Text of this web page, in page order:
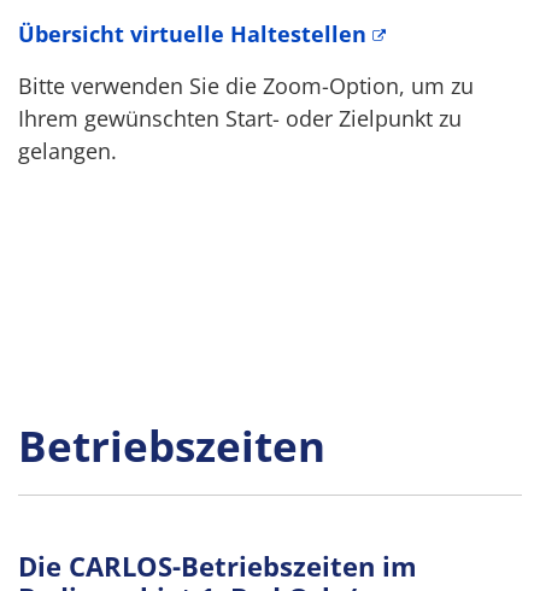
Übersicht virtuelle Haltestellen
Bitte verwenden Sie die Zoom-Option, um zu
Ihrem gewünschten Start- oder Zielpunkt zu
gelangen.
Betriebszeiten
Die CARLOS-Betriebszeiten im